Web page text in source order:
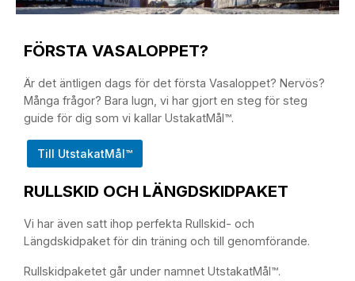
FÖRSTA VASALOPPET?
Är det äntligen dags för det första Vasaloppet? Nervös?
Många frågor? Bara lugn, vi har gjort en steg för steg
guide för dig som vi kallar UstakatMål™.
Till UtstakatMål™
RULLSKID OCH LÄNGDSKIDPAKET
Vi har även satt ihop perfekta Rullskid- och
Längdskidpaket för din träning och till genomförande.
Rullskidpaketet går under namnet UtstakatMål™.